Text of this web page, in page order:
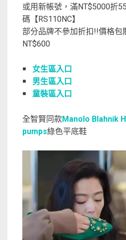
或用新帳號，滿NT$5000折
碼【RS110NC】
部分品牌不參加折扣!!價格包
NT$600
￭ 女生區入口
￭ 男生區入口
￭ 童裝區入口
全智賢同款 Manolo Blahnik
pumps綠色平底鞋